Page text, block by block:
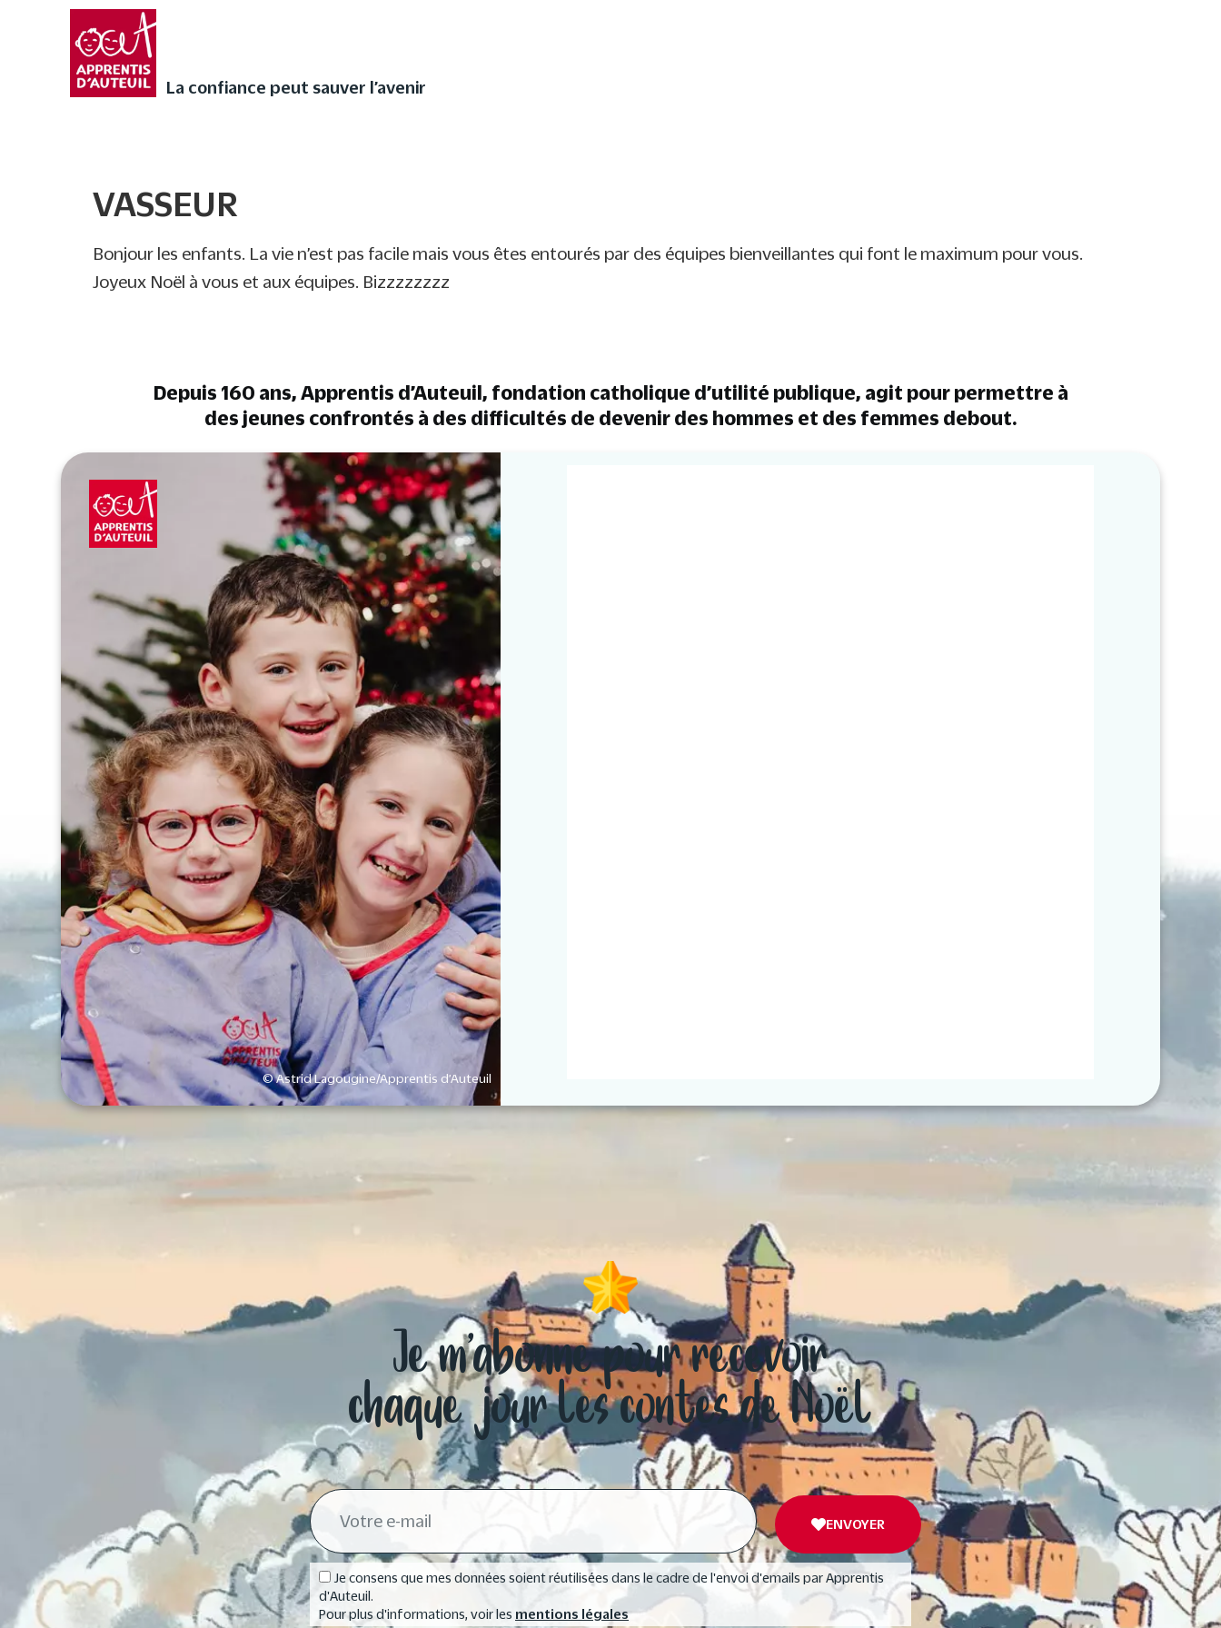
La confiance peut sauver l’avenir
Faites vivre l’Avent autrement à votre enfant avec nos 24 contes
audios de Noël ❄
VASSEUR
Bonjour les enfants. La vie n’est pas facile mais vous êtes entourés par des équipes bienveillantes qui font le maximum pour vous.
Joyeux Noël à vous et aux équipes. Bizzzzzzzz
Depuis 160 ans, Apprentis d’Auteuil, fondation catholique d’utilité publique, agit pour permettre à
des jeunes confrontés à des difficultés de devenir des hommes et des femmes debout.
© Astrid Lagougine/Apprentis d’Auteuil
Je m’abonne pour recevoir
chaque jour les contes de Noël
Je consens que mes données soient réutilisées dans le cadre de l'envoi d'emails par Apprentis
d'Auteuil.
Pour plus d'informations, voir les mentions légales
ENVOYER